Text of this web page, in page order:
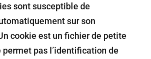
sont susceptible de
sur son
cookie est un fichier de petite
pas l’identification de